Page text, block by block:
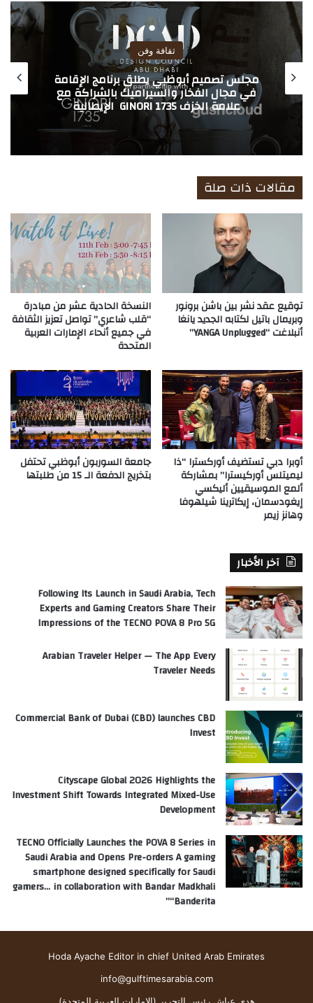
الوي
ب
ثقافة وفن
مجلس تصميم أبوظبي يطلق برنامج الإقامة
في مجال الفخار والسيراميك بالشراكة مع
علامة الخزف GINORI 1735 الإيطالية
مقالات ذات صلة
توقيع عقد نشر بين باشن برونور
وبريمال باتيل لكتابه الجديد يانغا
أنبلاغت “YANGA Unplugged”
النسخة الحادية عشر من مبادرة
“قلب شاعري” تواصل تعزيز الثقافة
في جميع أنحاء الإمارات العربية
المتحدة
أوبرا دبي تستضيف أوركسترا “ذا
ليميتلس أوركيسترا” بمشاركة
ألمع الموسيقيين أليكسي
إيغودسمان، إيكاترينا شيلهوفا
وهانز زيمر
جامعة السوربون أبوظبي تحتفل
بتخريج الدفعة الـ 15 من طلبتها
آخر الأخبار
Following Its Launch in Saudi Arabia, Tech
Experts and Gaming Creators Share Their
Impressions of the TECNO POVA 8 Pro 5G
Arabian Traveler Helper — The App Every
Traveler Needs
Commercial Bank of Dubai (CBD) launches CBD
Invest
Cityscape Global 2026 Highlights the
Investment Shift Towards Integrated Mixed-Use
Development
TECNO Officially Launches the POVA 8 Series in
Saudi Arabia and Opens Pre-orders A gaming
smartphone designed specifically for Saudi
gamers… in collaboration with Bandar Madkhali
“Banderita”
Hoda Ayache Editor in chief United Arab Emirates
info@gulftimesarabia.com